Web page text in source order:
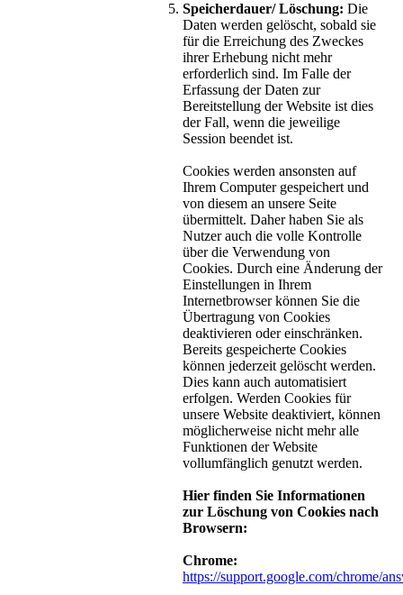
Speicherdauer/ Löschung: Die
Daten werden gelöscht, sobald sie
für die Erreichung des Zweckes
ihrer Erhebung nicht mehr
erforderlich sind. Im Falle der
Erfassung der Daten zur
Bereitstellung der Website ist dies
der Fall, wenn die jeweilige
Session beendet ist.
Cookies werden ansonsten auf
Ihrem Computer gespeichert und
von diesem an unsere Seite
übermittelt. Daher haben Sie als
Nutzer auch die volle Kontrolle
über die Verwendung von
Cookies. Durch eine Änderung der
Einstellungen in Ihrem
Internetbrowser können Sie die
Übertragung von Cookies
deaktivieren oder einschränken.
Bereits gespeicherte Cookies
können jederzeit gelöscht werden.
Dies kann auch automatisiert
erfolgen. Werden Cookies für
unsere Website deaktiviert, können
möglicherweise nicht mehr alle
Funktionen der Website
vollumfänglich genutzt werden.
Hier finden Sie Informationen
zur Löschung von Cookies nach
Browsern:
Chrome:
https://support.google.com/chrome/